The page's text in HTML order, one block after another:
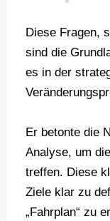
Diese Fragen,
sind die
es in der
Er betonte die
Analyse, um
treffen. Diese
Ziele klar zu
„Fahrplan“ zu